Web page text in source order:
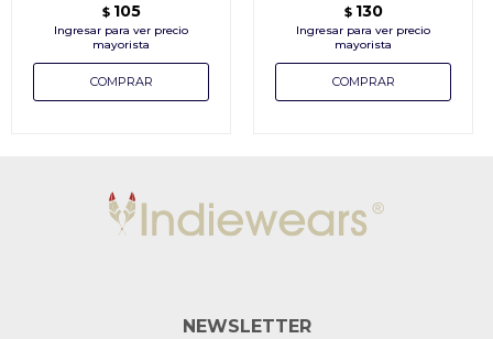
$ 105 $ 130
NEWSLETTER